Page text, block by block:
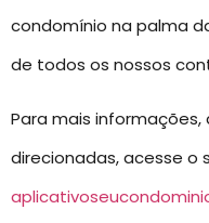
condomínio na palma
de todos os nossos
Para mais
direcionadas, acesse o